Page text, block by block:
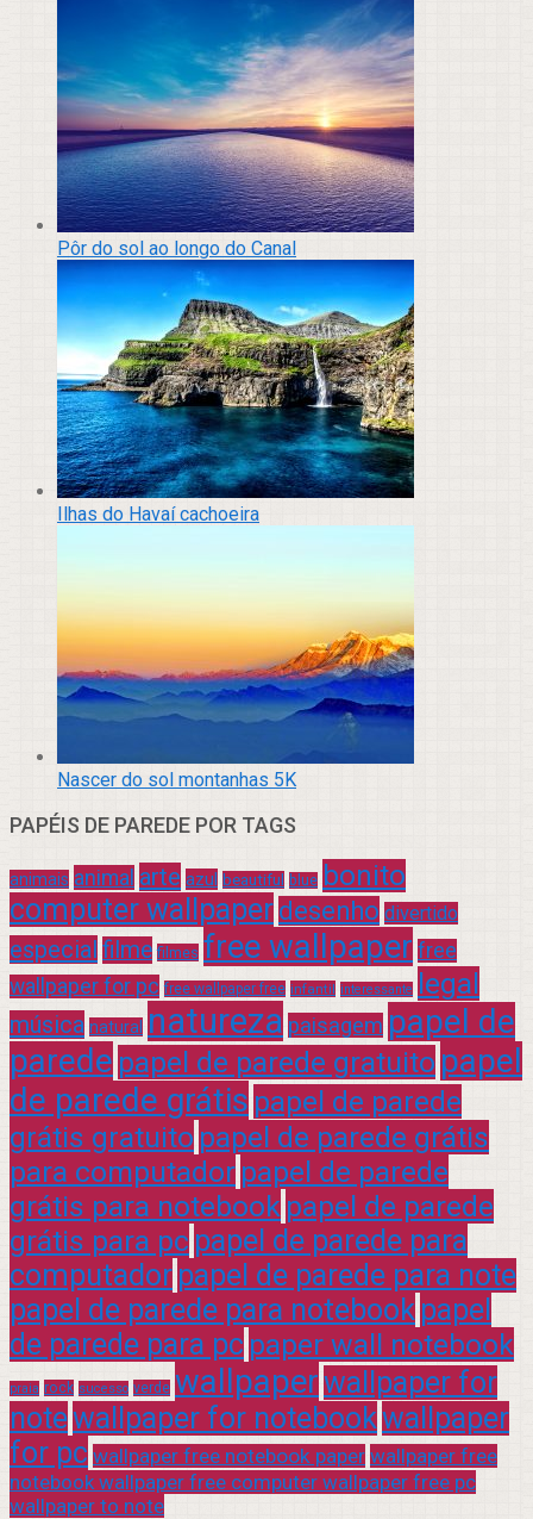
Pôr do sol ao longo do Canal
Ilhas do Havaí cachoeira
Nascer do sol montanhas 5K
PAPÉIS DE PAREDE POR TAGS
animais animal arte azul beautiful blue bonito
computer wallpaper desenho divertido
especial filme filmes free wallpaper free
wallpaper for pc free wallpaper free infantil interessante legal
música natural natureza paisagem papel de
parede papel de parede gratuito papel
de parede grátis papel de parede
grátis gratuito papel de parede grátis
para computador papel de parede
grátis para notebook papel de parede
grátis para pc papel de parede para
computador papel de parede para note
papel de parede para notebook papel
de parede para pc paper wall notebook
praia rock sucesso verde wallpaperwallpaper for
notewallpaper for notebookwallpaper
for pc wallpaper free notebook paper wallpaper free
notebook wallpaper free computer wallpaper free pc
wallpaper to note